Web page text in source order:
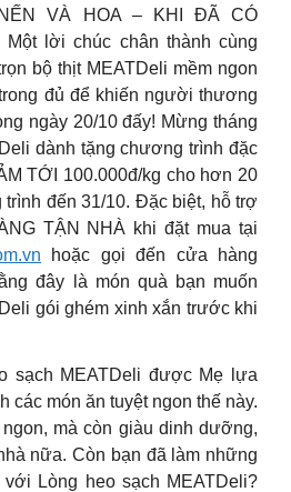
VÀ HOA – KHI ĐÃ CÓ
Một lời chúc chân thành cùng
bộ thịt MEATDeli mềm ngon
đủ để khiến người thương
ngày 20/10 đấy! Mừng tháng
dành tặng chương trình đặc
TỚI 100.000đ/kg cho hơn 20
trình đến 31/10. Đặc biệt, hỗ trợ
TẬN NHÀ khi đặt mua tại
hoặc gọi đến cửa hàng
đây là món quà bạn muốn
gói ghém xinh xắn trước khi
sạch MEATDeli được Mẹ lựa
các món ăn tuyệt ngon thế này.
mà còn giàu dinh dưỡng,
nữa. Còn bạn đã làm những
Lòng heo sạch MEATDeli?